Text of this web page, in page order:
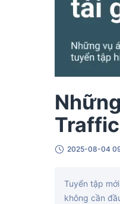
2025-08-04
Tuyển tập
không cần